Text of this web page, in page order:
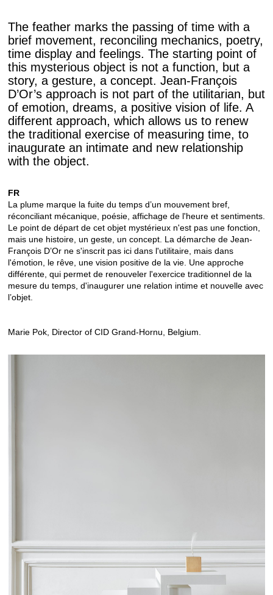
The feather marks the passing of time with a
brief movement, reconciling mechanics, poetry,
time display and feelings. The starting point of
this mysterious object is not a function, but a
story, a gesture, a concept. Jean-François
D’Or’s approach is not part of the utilitarian, but
of emotion, dreams, a positive vision of life. A
different approach, which allows us to renew
the traditional exercise of measuring time, to
inaugurate an intimate and new relationship
with the object.
FR
La plume marque la fuite du temps d’un mouvement bref,
réconciliant mécanique, poésie, affichage de l'heure et sentiments.
Le point de départ de cet objet mystérieux n'est pas une fonction,
mais une histoire, un geste, un concept. La démarche de Jean-
François D’Or ne s'inscrit pas ici dans l'utilitaire, mais dans
l'émotion, le rêve, une vision positive de la vie. Une approche
différente, qui permet de renouveler l'exercice traditionnel de la
mesure du temps, d'inaugurer une relation intime et nouvelle avec
l’objet.
Marie Pok, Director of CID Grand-Hornu, Belgium.